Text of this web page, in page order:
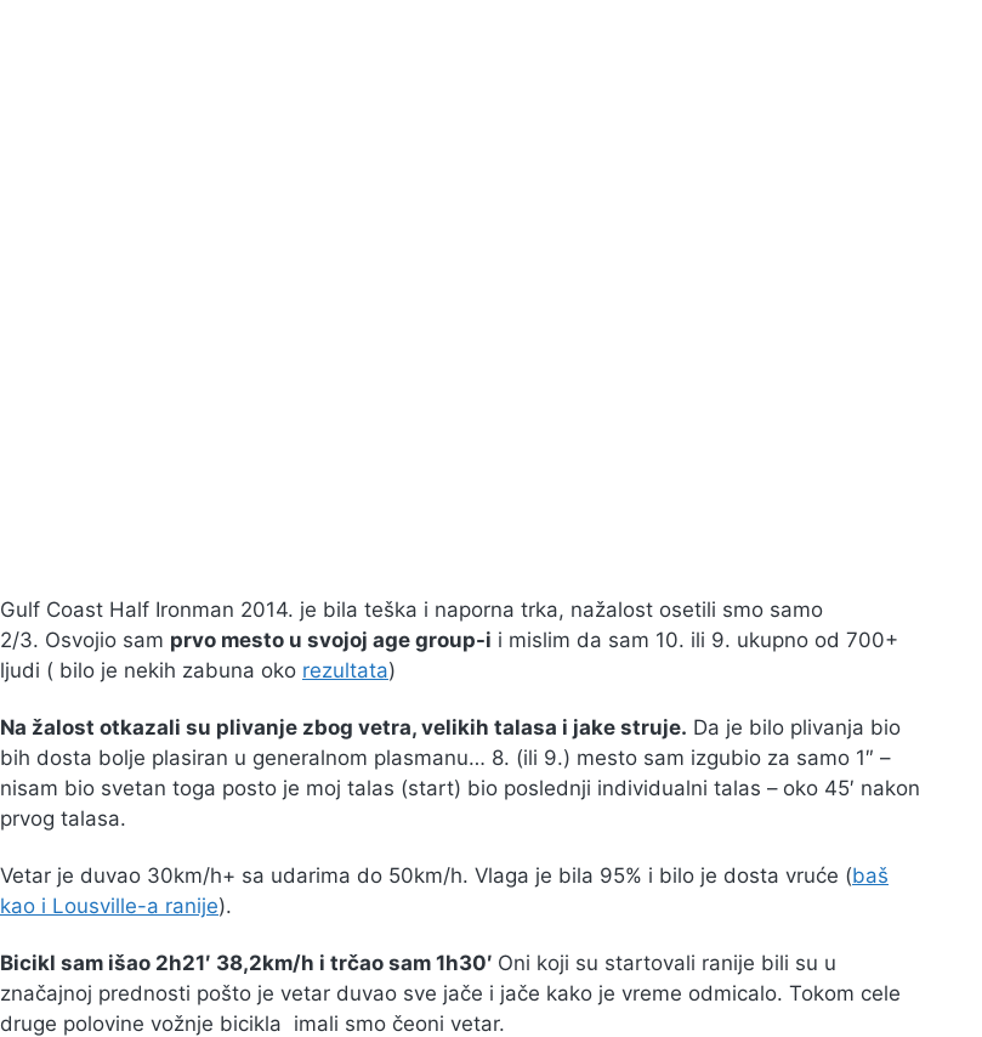
Gulf Coast Half Ironman 2014. je bila teška i naporna trka, nažalost osetili smo samo
2/3. Osvojio sam prvo mesto u svojoj age group-i i mislim da sam 10. ili 9. ukupno od 700+
ljudi ( bilo je nekih zabuna oko rezultata)
Na žalost otkazali su plivanje zbog vetra, velikih talasa i jake struje. Da je bilo plivanja bio
bih dosta bolje plasiran u generalnom plasmanu… 8. (ili 9.) mesto sam izgubio za samo 1″ –
nisam bio svetan toga posto je moj talas (start) bio poslednji individualni talas – oko 45′ nakon
prvog talasa.
Vetar je duvao 30km/h+ sa udarima do 50km/h. Vlaga je bila 95% i bilo je dosta vruće (baš
kao i Lousville-a ranije).
Bicikl sam išao 2h21′ 38,2km/h i trčao sam 1h30′ Oni koji su startovali ranije bili su u
značajnoj prednosti pošto je vetar duvao sve jače i jače kako je vreme odmicalo. Tokom cele
druge polovine vožnje bicikla imali smo čeoni vetar.